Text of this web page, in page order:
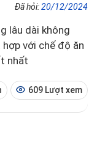
Đã hỏi:20/12/2024
lâu dài không
với chế độ ăn
nhất
609 Lượt xem